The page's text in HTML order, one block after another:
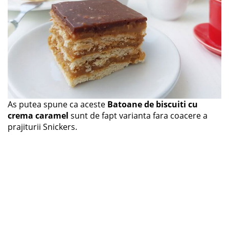
As putea spune ca aceste Batoane de biscuiti cu
crema caramel sunt de fapt varianta fara coacere a
prajiturii Snickers.